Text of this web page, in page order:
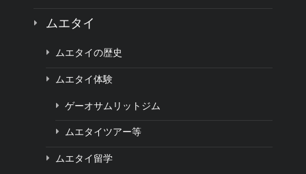
ムエタイ
ムエタイの歴史
ムエタイ体験
ゲーオサムリットジム
ムエタイツアー等
ムエタイ留学